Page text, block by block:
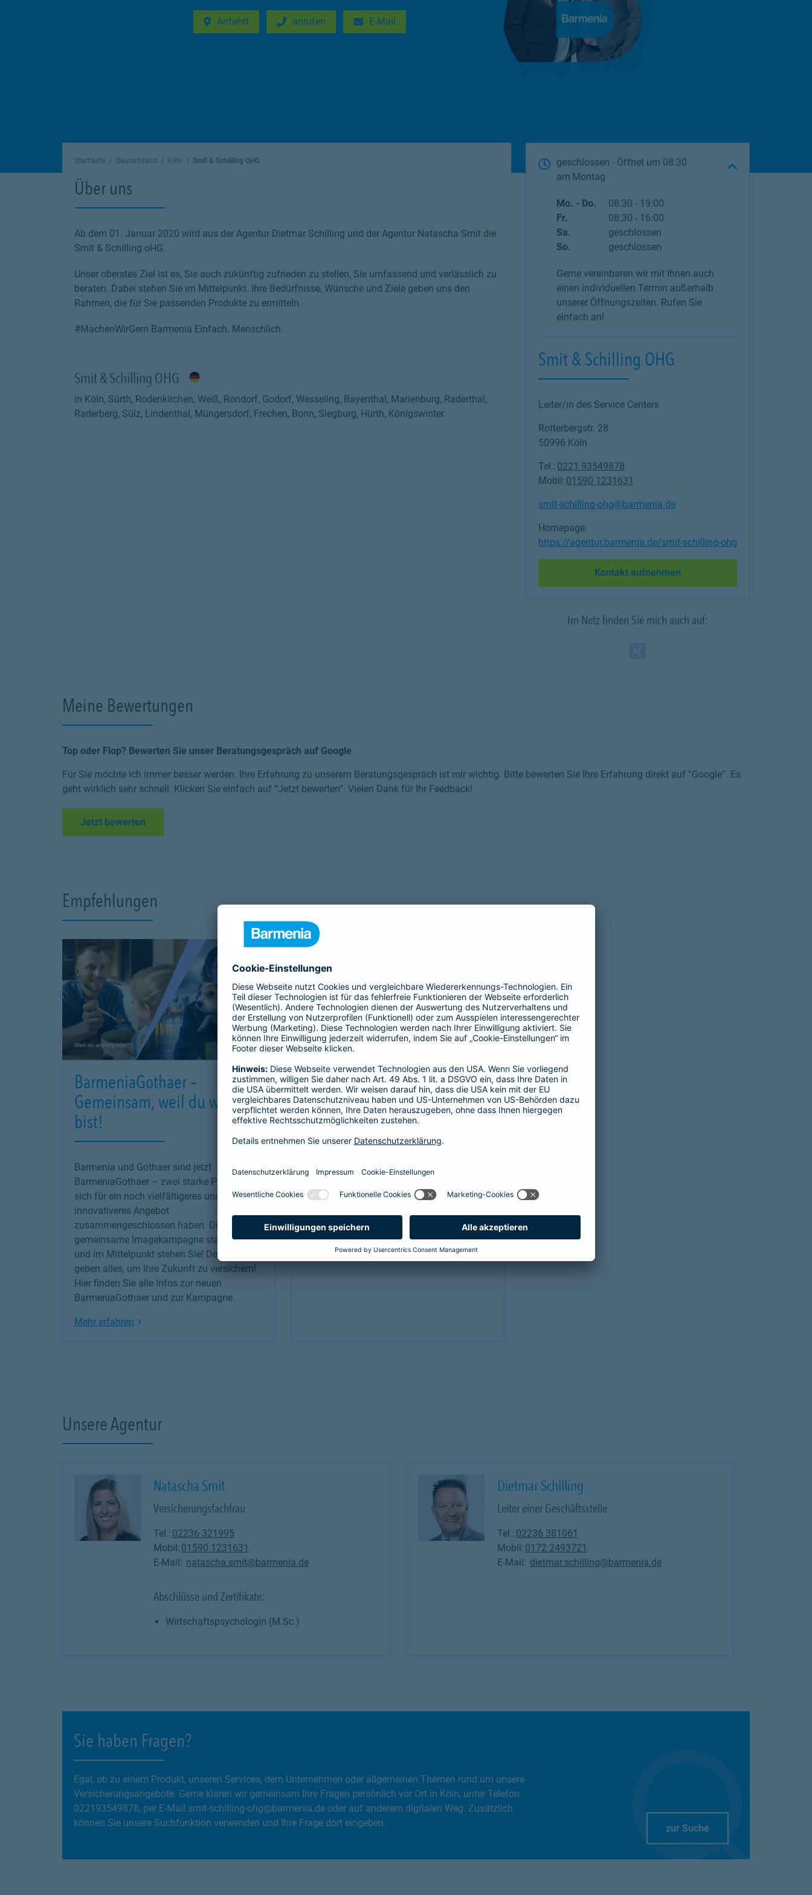
Anfahrt
Link Opens in New Tabanrufen E-Mail
Link Opens in New Tab
Startseite Deutschland Köln Smit & Schilling OHG
Über uns
Ab dem 01. Januar 2020 wird aus der Agentur Dietmar Schilling und der Agentur Natascha Smit die
Smit & Schilling oHG.
Unser oberstes Ziel ist es, Sie auch zukünftig zufrieden zu stellen, Sie umfassend und verlässlich zu
beraten. Dabei stehen Sie im Mittelpunkt. Ihre Bedürfnisse, Wünsche und Ziele geben uns den
Rahmen, die für Sie passenden Produkte zu ermitteln.
#MachenWirGern Barmenia Einfach. Menschlich.
Smit & Schilling OHG
in Köln, Sürth, Rodenkirchen, Weiß, Rondorf, Godorf, Wesseling, Bayenthal, Marienburg, Raderthal,
Raderberg, Sülz, Lindenthal, Müngersdorf, Frechen, Bonn, Siegburg, Hürth, Königswinter
geschlossen - Öffnet um 08:30
Montag
Wochentag Öffnungszeiten
Mo. - Do. 08:30 - 19:00
Fr.
08:30 - 16:00
Sa.
geschlossen
So.
geschlossen
Gerne vereinbaren wir mit Ihnen auch
einen individuellen Termin außerhalb
unserer Öffnungszeiten. Rufen Sie
einfach an!
Smit & Schilling OHG
Leiter/in des Service Centers
Rotterbergstr. 28
50996 Köln
Tel.: 0221 93549878
Mobil: 01590 1231631
smit-schilling-ohg@barmenia.de
Homepage:
https://agentur.barmenia.de/smit-schilling-ohg
Kontakt aufnehmenLink Opens in New Tab
Im Netz finden Sie mich auch auf:
Meine Bewertungen
Top oder Flop? Bewerten Sie unser Beratungsgespräch auf Google
Für Sie möchte ich immer besser werden. Ihre Erfahrung zu unserem Beratungsgespräch ist mir wichtig. Bitte bewerten Sie Ihre Erfahrung direkt auf “Google”. Es
geht wirklich sehr schnell. Klicken Sie einfach auf “Jetzt bewerten”. Vielen Dank für Ihr Feedback!
Jetzt bewerten
Empfehlungen
BarmeniaGothaer –
Gemeinsam, weil du wichtig
bist!
Barmenia und Gothaer sind jetzt
BarmeniaGothaer – zwei starke Partner, die
sich für ein noch vielfältigeres und
innovativeres Angebot
zusammengeschlossen haben. Die erste
gemeinsame Imagekampagne startet jetzt –
und im Mittelpunkt stehen Sie! Denn wir
geben alles, um Ihre Zukunft zu versichern!
Hier finden Sie alle Infos zur neuen
BarmeniaGothaer und zur Kampagne.
Mehr erfahren Link Opens in New Tab
Beamtenabsicherung
Als Beamtenanwärter oder Beamter braucht
es eine Absicherung, die genau zu einem
für Beamtenanwärter und Beamte. Sie
und passt sich mit optimalen Leistungen
genau an die Bedürfnisse an.
Mehr erfahrenLink Opens in New Tab
Unsere Agentur
Natascha Smit
Versicherungsfachfrau
Tel.: 02236 321995
Mobil: 01590 1231631
E-Mail: natascha.smit@barmenia.de
Abschlüsse und Zertifikate:
Wirtschaftspsychologin (M.Sc.)
Dietmar Schilling
Leiter einer Geschäftsstelle
Tel.: 02236 381061
Mobil: 0172 2493721
E-Mail: dietmar.schilling@barmenia.de
Sie haben Fragen?
Egal, ob zu einem Produkt, unseren Services, dem Unternehmen oder allgemeinen Themen rund um unsere
Versicherungsangebote. Gerne klären wir gemeinsam Ihre Fragen persönlich vor Ort in Köln, unter Telefon
022193549878, per E-Mail smit-schilling-ohg@barmenia.de oder auf anderem digitalen Weg. Zusätzlich
können Sie unsere Suchfunktion verwenden und Ihre Frage dort eingeben.
zur Suche